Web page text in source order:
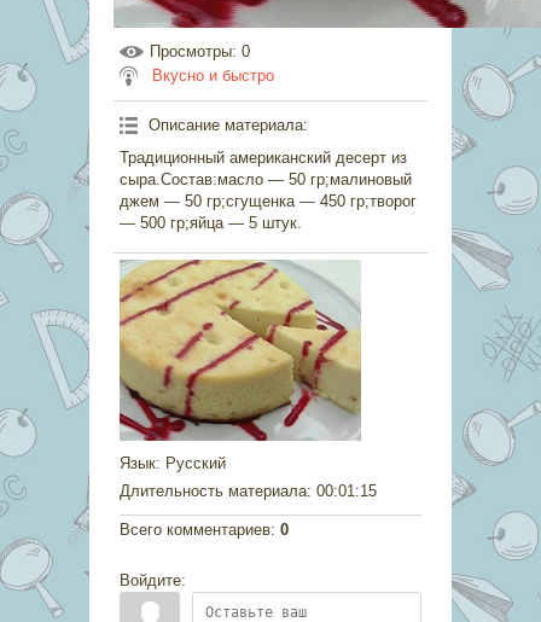
Просмотры: 0
Вкусно и быстро
Описание материала:
Традиционный американский десерт из
сыра.Состав:масло — 50 гр;малиновый
джем — 50 гр;сгущенка — 450 гр;творог
— 500 гр;яйца — 5 штук.
Язык: Русский
Длительность материала: 00:01:15
Всего комментариев: 0
Войдите: